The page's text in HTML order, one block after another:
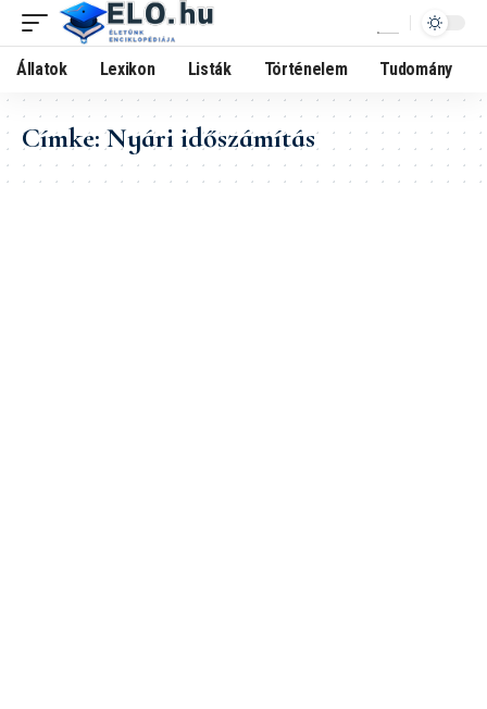
Állatok Lexikon Listák Történelem Tudomány
Címke:Nyári időszámítás